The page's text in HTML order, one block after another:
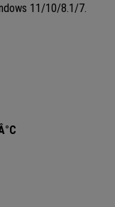
11/10/8.1/7.